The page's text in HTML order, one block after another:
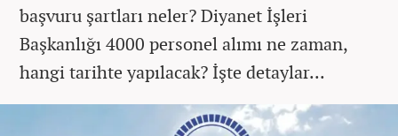
başvuru şartları neler? Diyanet İşleri
Başkanlığı 4000 personel alımı ne zaman,
hangi tarihte yapılacak? İşte detaylar...